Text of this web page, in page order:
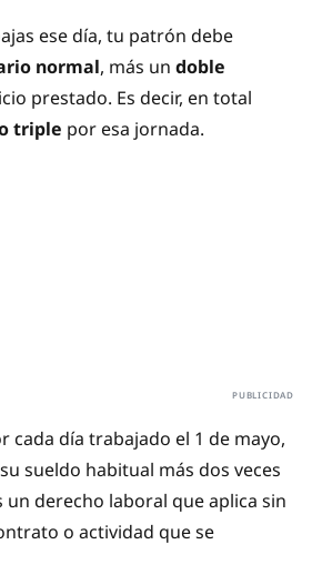
ese día, tu patrón debe
normal, más un doble
prestado. Es decir, en total
triple por esa jornada.
cada día trabajado el 1 de mayo,
sueldo habitual más dos veces
un derecho laboral que aplica sin
o actividad que se